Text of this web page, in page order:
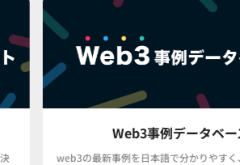
Web3事例データベー
web3の最新事例を日本語で分かりやす